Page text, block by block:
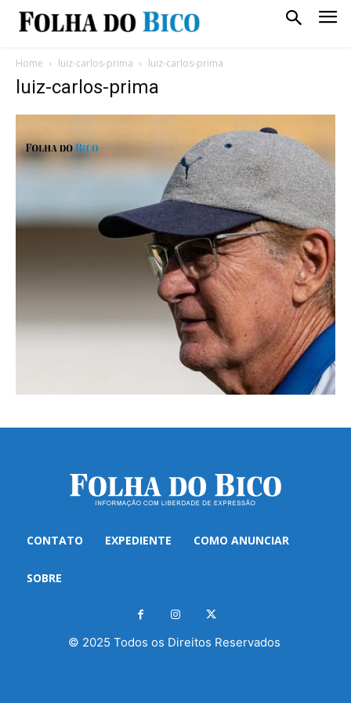
Home luiz-carlos-prima luiz-carlos-prima
luiz-carlos-prima
CONTATO EXPEDIENTE COMO ANUNCIAR
SOBRE
© 2025 Todos os Direitos Reservados